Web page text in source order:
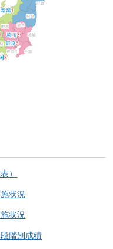
）
状況
状況
階別成績